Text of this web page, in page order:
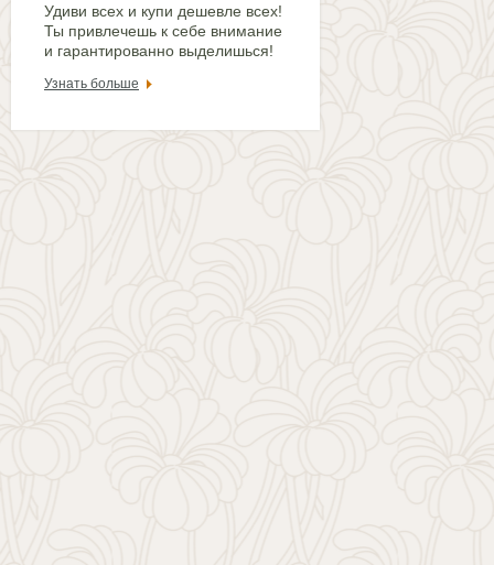
Удиви всех и купи дешевле всех!
Ты привлечешь к себе внимание
и гарантированно выделишься!
Узнать больше